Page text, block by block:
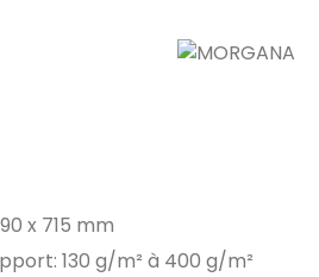
x 715 mm
130 g/m² à 400 g/m²